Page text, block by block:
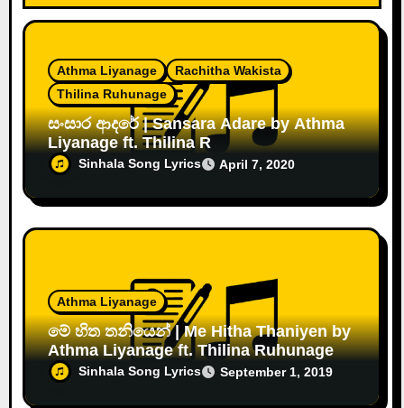
Athma Liyanage
Rachitha Wakista
Thilina Ruhunage
සංසාර ආදරේ | Sansara Adare by Athma
Liyanage ft. Thilina R
Sinhala Song Lyrics April 7, 2020
Athma Liyanage
මේ හිත තනියෙන් | Me Hitha Thaniyen by
Athma Liyanage ft. Thilina Ruhunage
Sinhala Song Lyrics September 1, 2019